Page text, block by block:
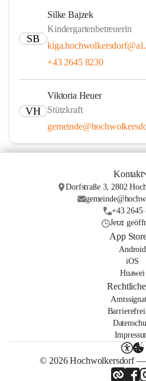
SB
Silke Bajzek
Kindergartenbetreuerin
+43 2645 8230
VH
Viktoria Heuer
Stützkraft
Kontakt
Dorfstraße 3, 2802
+43 2645
Jetzt
App
Android
iOS
Huawei
© 2026 Hochwolkersdorf —